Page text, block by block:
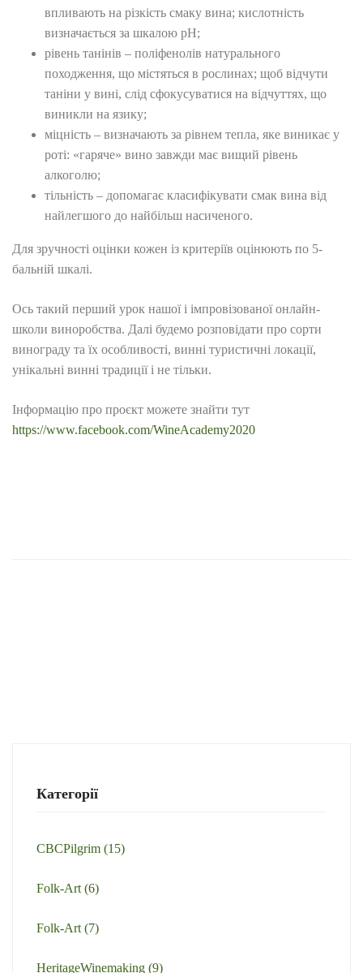
впливають на різкість смаку вина; кислотність
визначається за шкалою рН;
рівень танінів – поліфенолів натурального
походження, що містяться в рослинах; щоб відчути
таніни у вині, слід сфокусуватися на відчуттях, що
виникли на язику;
міцність – визначають за рівнем тепла, яке виникає у
роті: «гаряче» вино завжди має вищий рівень
алкоголю;
тільність – допомагає класифікувати смак вина від
найлегшого до найбільш насиченого.
Для зручності оцінки кожен із критеріїв оцінюють по 5-
бальній шкалі.
Ось такий перший урок нашої і імпровізованої онлайн-
школи виноробства. Далі будемо розповідати про сорти
винограду та їх особливості, винні туристичні локації,
унікальні винні традиції і не тільки.
Інформацію про проєкт можете знайти тут
https://www.facebook.com/WineAcademy2020
Категорії
CBCPilgrim (15)
Folk-Art (6)
Folk-Art (7)
HeritageWinemaking (9)